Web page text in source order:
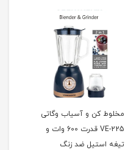
مخلوط کن و آسیاب وگاتی
VE-225 قدرت 600 وات و
تیغه استیل ضد زنگ